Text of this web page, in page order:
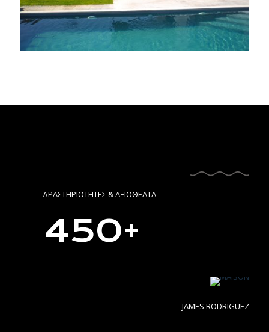
ΔΡΑΣΤΗΡΙΟΤΗΤΕΣ & ΑΞΙΟΘΕΑΤΑ
450+
JAMES RODRIGUEZ